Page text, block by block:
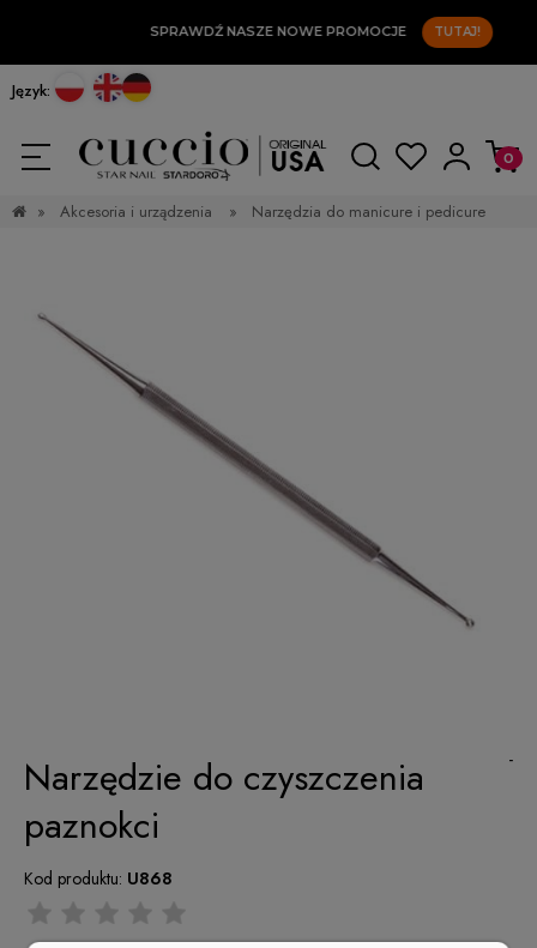
SPRAWDŹ NASZE NOWE PROMOCJE TUTAJ!
Język:
» Akcesoria i urządzenia » Narzędzia do manicure i pedicure
-
Narzędzie do czyszczenia
paznokci
Kod produktu: U868